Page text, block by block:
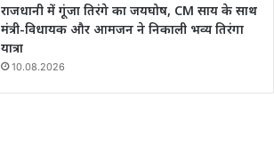
राजधानी में गूंजा तिरंगे का जयघोष, CM साय के साथ
मंत्री-विधायक और आमजन ने निकाली भव्य तिरंगा
यात्रा
10.08.2026